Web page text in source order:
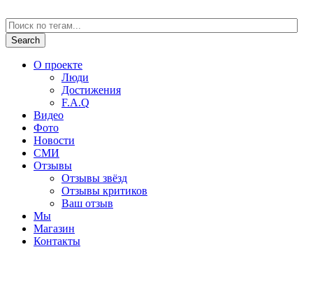
О проекте
Люди
Достижения
F.A.Q
Видео
Фото
Новости
СМИ
Отзывы
Отзывы звёзд
Отзывы критиков
Ваш отзыв
Мы
Магазин
Контакты